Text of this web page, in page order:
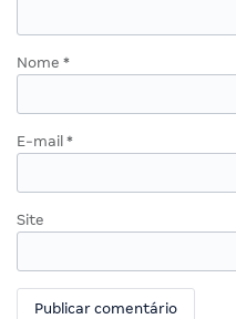
Nome *
E-mail *
Site